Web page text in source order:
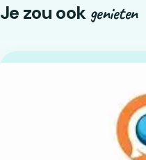
Je zou ook genieten